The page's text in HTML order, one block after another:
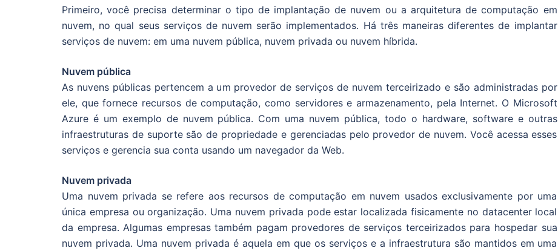
Primeiro, você precisa determinar o tipo de implantação de nuvem ou a arquitetura de computação em
nuvem, no qual seus serviços de nuvem serão implementados. Há três maneiras diferentes de implantar
serviços de nuvem: em uma nuvem pública, nuvem privada ou nuvem híbrida.
Nuvem pública
As nuvens públicas pertencem a um provedor de serviços de nuvem terceirizado e são administradas por
ele, que fornece recursos de computação, como servidores e armazenamento, pela Internet. O Microsoft
Azure é um exemplo de nuvem pública. Com uma nuvem pública, todo o hardware, software e outras
infraestruturas de suporte são de propriedade e gerenciadas pelo provedor de nuvem. Você acessa esses
serviços e gerencia sua conta usando um navegador da Web.
Nuvem privada
Uma nuvem privada se refere aos recursos de computação em nuvem usados exclusivamente por uma
única empresa ou organização. Uma nuvem privada pode estar localizada fisicamente no datacenter local
da empresa. Algumas empresas também pagam provedores de serviços terceirizados para hospedar sua
nuvem privada. Uma nuvem privada é aquela em que os serviços e a infraestrutura são mantidos em uma